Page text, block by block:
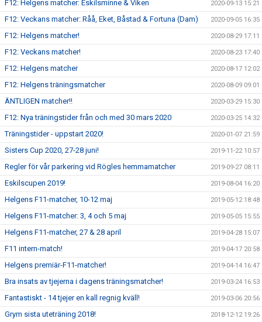
F12: Helgens matcher: Eskilsminne & Viken 2020-09-13 15:21
F12: Veckans matcher: Råå, Eket, Båstad & Fortuna (Dam) 2020-09-05 16:35
F12: Helgens matcher! 2020-08-29 17:11
F12: Veckans matcher! 2020-08-23 17:40
F12: Helgens matcher 2020-08-17 12:02
F12: Helgens träningsmatcher 2020-08-09 09:01
ÄNTLIGEN matcher!! 2020-03-29 15:30
F12: Nya träningstider från och med 30 mars 2020 2020-03-25 14:32
Träningstider - uppstart 2020! 2020-01-07 21:59
Sisters Cup 2020, 27-28 juni! 2019-11-22 10:57
Regler för vår parkering vid Rögles hemmamatcher 2019-09-27 08:11
Eskilscupen 2019! 2019-08-04 16:20
Helgens F11-matcher, 10-12 maj 2019-05-12 18:48
Helgens F11-matcher: 3, 4 och 5 maj 2019-05-05 15:55
Helgens F11-matcher, 27 & 28 april 2019-04-28 15:07
F11 intern-match! 2019-04-17 20:58
Helgens premiär-F11-matcher! 2019-04-14 16:47
Bra insats av tjejerna i dagens träningsmatcher! 2019-03-24 16:53
Fantastiskt - 14 tjejer en kall regnig kväll! 2019-03-06 20:56
Grym sista uteträning 2018! 2018-12-12 19:26